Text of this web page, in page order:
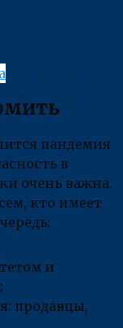
пандемия
в
очень важна.
кто имеет
и
продавцы,